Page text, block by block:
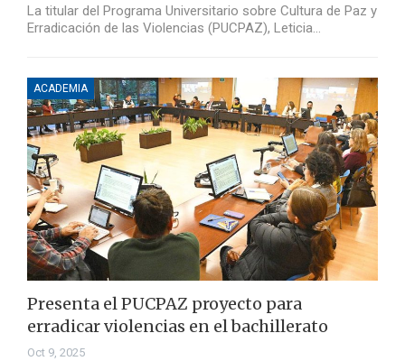
La titular del Programa Universitario sobre Cultura de Paz y
Erradicación de las Violencias (PUCPAZ), Leticia…
ACADEMIA
Presenta el PUCPAZ proyecto para
erradicar violencias en el bachillerato
Oct 9, 2025